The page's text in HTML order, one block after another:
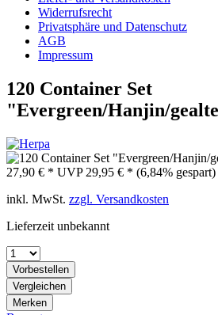
Widerrufsrecht
Privatsphäre und Datenschutz
AGB
Impressum
120 Container Set
"Evergreen/Hanjin/
27,90 € * UVP 29,95 € * (6,84% gespart)
inkl. MwSt. zzgl. Versandkosten
Lieferzeit unbekannt
Vorbestellen
Vergleichen
Merken